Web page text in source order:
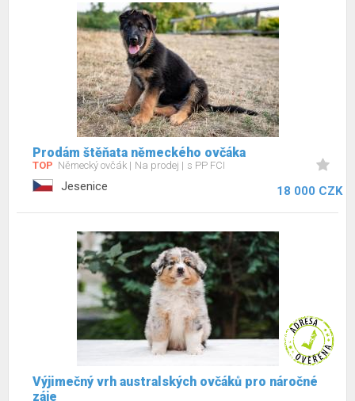
Prodám štěňata německého ovčáka
TOP Německý ovčák Na prodej s PP FCI
Jesenice 18 000 CZK
Výjimečný vrh australských ovčáků pro náročné
záje